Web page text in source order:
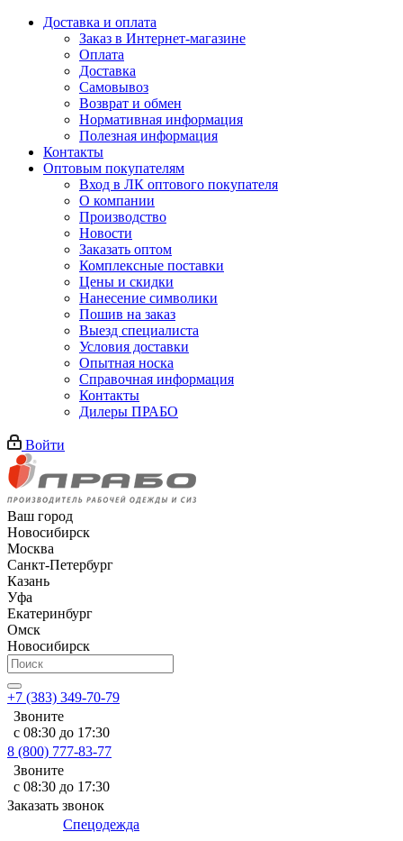
Доставка и оплата
Заказ в Интернет-магазине
Оплата
Доставка
Самовывоз
Возврат и обмен
Нормативная информация
Полезная информация
Контакты
Оптовым покупателям
Вход в ЛК оптового покупателя
О компании
Производство
Новости
Заказать оптом
Комплексные поставки
Цены и скидки
Нанесение символики
Пошив на заказ
Выезд специалиста
Условия доставки
Опытная носка
Справочная информация
Контакты
Дилеры ПРАБО
Войти
Ваш город
Новосибирск
Москва
Санкт-Петербург
Казань
Уфа
Екатеринбург
Омск
Новосибирск
+7 (383) 349-70-79
Звоните
с 08:30 до 17:30
8 (800) 777-83-77
Звоните
с 08:30 до 17:30
Заказать звонок
Спецодежда